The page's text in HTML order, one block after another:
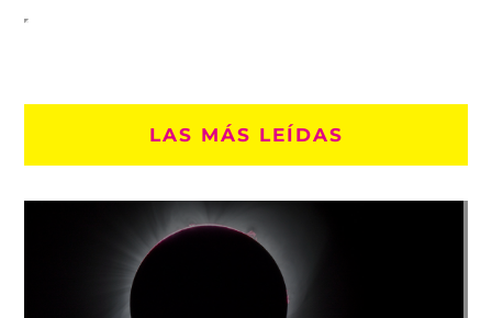
LAS MÁS LEÍDAS